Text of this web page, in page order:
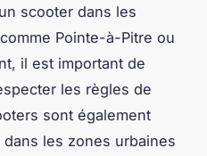
scooter dans les
Pointe-à-Pitre ou
il est important de
les règles de
sont également
les zones urbaines